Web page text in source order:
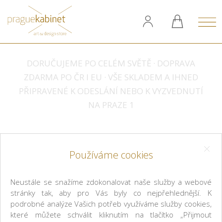
DORUČUJEME PO CELÉM SVĚTĚ · DOPRAVA
ZDARMA PO ČR I EU · VŠE SKLADEM A IHNED
PŘIPRAVENÉ K ODESLÁNÍ NEBO K VYZVEDNUTÍ
NA PRAZE 1
Praguekabinet získal 2.místo na
Czech Grand Design
praguekabinet je hrdý na to, že se umístil na
druhém místě ve finále prestižních cen
Používáme cookies
Neustále se snažíme zdokonalovat naše služby a webové
stránky tak, aby pro Vás byly co nejpřehlednější. K
podrobné analýze Vašich potřeb využíváme služby cookies,
které můžete schválit kliknutím na tlačítko „Přijmout